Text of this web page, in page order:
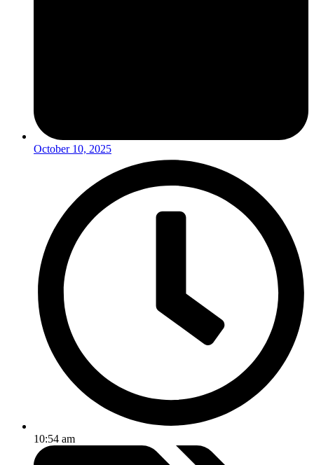
October 10, 2025
10:54 am